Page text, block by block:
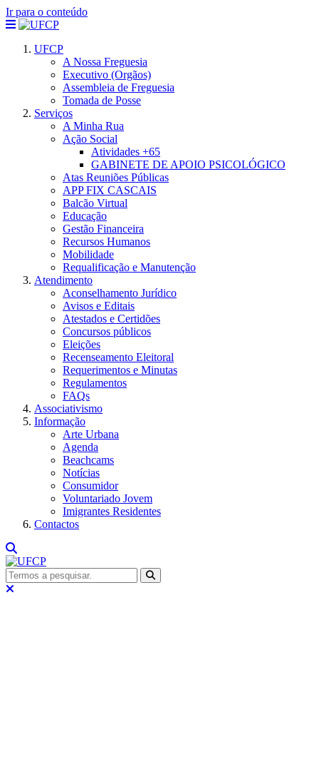
Ir para o conteúdo
UFCP
A Nossa Freguesia
Executivo (Orgãos)
Assembleia de Freguesia
Tomada de Posse
Serviços
A Minha Rua
Ação Social
Atividades +65
GABINETE DE APOIO PSICOLÓGICO
Atas Reuniões Públicas
APP FIX CASCAIS
Balcão Virtual
Educação
Gestão Financeira
Recursos Humanos
Mobilidade
Requalificação e Manutenção
Atendimento
Aconselhamento Jurídico
Avisos e Editais
Atestados e Certidões
Concursos públicos
Eleições
Recenseamento Eleitoral
Requerimentos e Minutas
Regulamentos
FAQs
Associativismo
Informação
Arte Urbana
Agenda
Beachcams
Notícias
Consumidor
Voluntariado Jovem
Imigrantes Residentes
Contactos